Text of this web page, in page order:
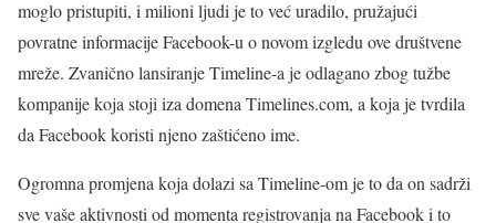
moglo pristupiti, i milioni ljudi je to već uradilo, pružajući
povratne informacije Facebook-u o novom izgledu ove društvene
mreže. Zvanično lansiranje Timeline-a je odlagano zbog tužbe
kompanije koja stoji iza domena Timelines.com, a koja je tvrdila
da Facebook koristi njeno zaštićeno ime.
Ogromna promjena koja dolazi sa Timeline-om je to da on sadrži
sve vaše aktivnosti od momenta registrovanja na Facebook i to